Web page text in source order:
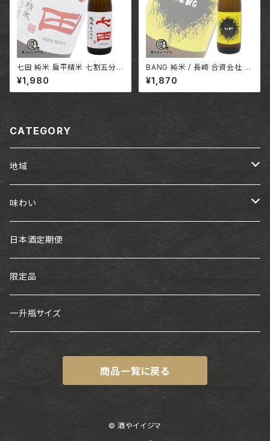
七田 純米 扁平精米 七割五分
【720ml】 / 佐賀 天山酒造株式
会社
¥1,980
BANG 純米 / 長崎 合資会社 吉
田屋
¥1,870
CATEGORY
地域
東海
白老
近畿
神開
浅茅生
中国・四国
金鵄盛典
九州
福田
関東
味わい
フルーティー
スッキリ
旨口
甘口
日本酒定期便
限定品
一升瓶サイズ
商品一覧に戻る
© 酒やイイジマ